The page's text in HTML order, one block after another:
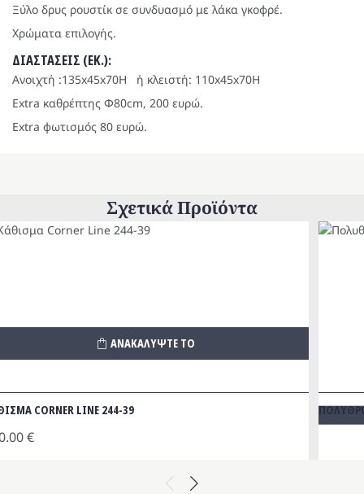
Ξύλο δρυς ρουστίκ σε συνδυασμό με λάκα γκοφρέ.
Χρώματα επιλογής.
ΔΙΑΣΤΑΣΕΙΣ (ΕΚ.):
Aνοιχτή :135x45x70Η ή κλειστή: 110x45x70Η
Extra καθρέπτης Φ80cm, 200 ευρώ.
Extra φωτισμός 80 ευρώ.
Σχετικά Προϊόντα
Previous
CORNER LINE 244-39
€
ΑΝΑΚΑΛΥΨΤΕ ΤΟ
Next